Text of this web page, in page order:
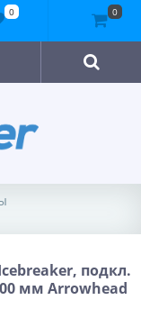
подкл.
мм Arrowhead
0 0